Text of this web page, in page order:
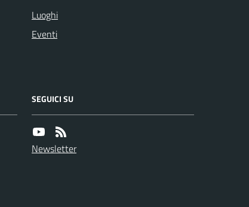
Luoghi
Eventi
SEGUICI SU
Newsletter